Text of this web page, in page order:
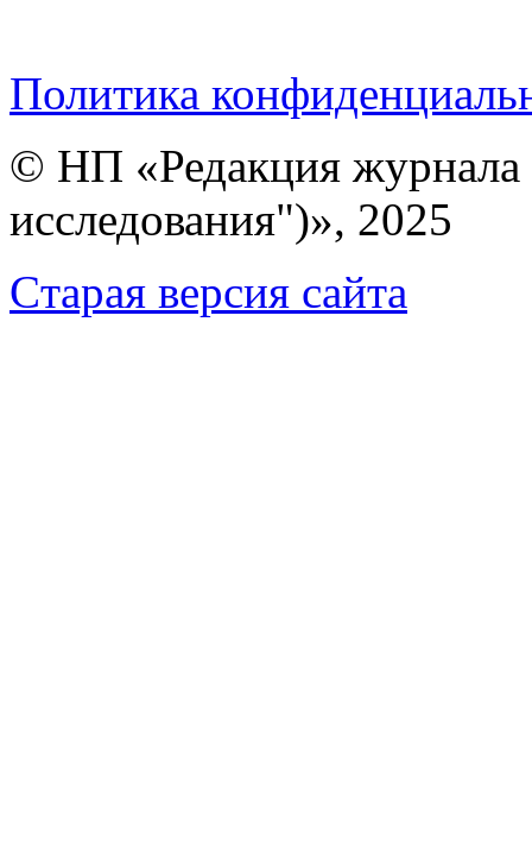
Политика
© НП «Редакция
исследования")», 2025
Cтарая версия сайта